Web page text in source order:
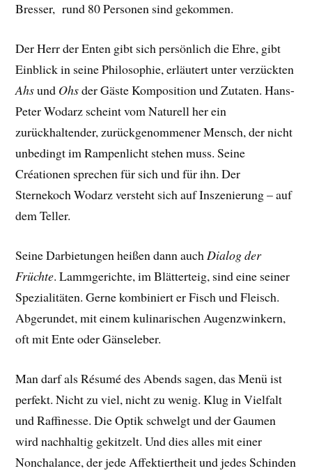
Bresser, rund 80 Personen sind gekommen.
Der Herr der Enten gibt sich persönlich die Ehre, gibt
Einblick in seine Philosophie, erläutert unter verzückten
Ahsund Ohsder Gäste Komposition und Zutaten. Hans-
Peter Wodarz scheint vom Naturell her ein
zurückhaltender, zurückgenommener Mensch, der nicht
unbedingt im Rampenlicht stehen muss. Seine
Créationen sprechen für sich und für ihn. Der
Sternekoch Wodarz versteht sich auf Inszenierung – auf
dem Teller.
Seine Darbietungen heißen dann auchDialog der
Früchte. Lammgerichte, im Blätterteig, sind eine seiner
Spezialitäten. Gerne kombiniert er Fisch und Fleisch.
Abgerundet, mit einem kulinarischen Augenzwinkern,
oft mit Ente oder Gänseleber.
Man darf als Résumé des Abends sagen, das Menü ist
perfekt. Nicht zu viel, nicht zu wenig. Klug in Vielfalt
und Raffinesse. Die Optik schwelgt und der Gaumen
wird nachhaltig gekitzelt. Und dies alles mit einer
Nonchalance, der jede Affektiertheit und jedes Schinden